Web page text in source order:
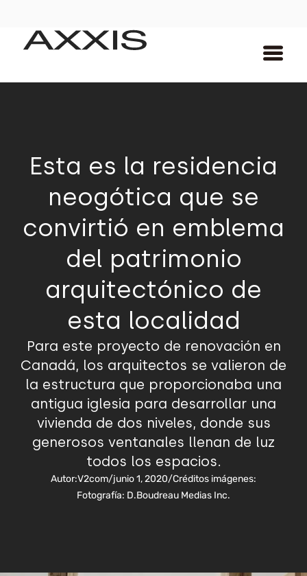
Esta es la residencia
neogótica que se
convirtió en emblema
del patrimonio
arquitectónico de
esta localidad
Para este proyecto de renovación en
Canadá, los arquitectos se valieron de
la estructura que proporcionaba una
antigua iglesia para desarrollar una
vivienda de dos niveles, donde sus
generosos ventanales llenan de luz
todos los espacios.
Autor:V2com/junio 1, 2020/Créditos imágenes:
Fotografía: D.Boudreau Medias Inc.